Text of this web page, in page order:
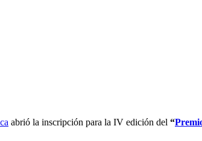
abrió la inscripción para la IV edición del “